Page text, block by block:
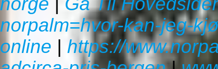
norpalm=hvor-kan-jeg-
online | https://